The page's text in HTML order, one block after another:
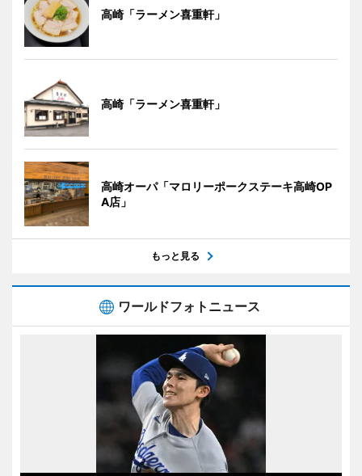
高崎「ラーメン喜重軒」
高崎「ラーメン喜重軒」
高崎オーパ「マロリーポークステーキ高崎OP
A店」
もっと見る
ワールドフォトニュース